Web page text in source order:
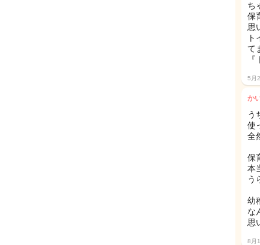
ち
保
思
て
5月
か
う
使
全
保
本
う
幼
な
思
8月